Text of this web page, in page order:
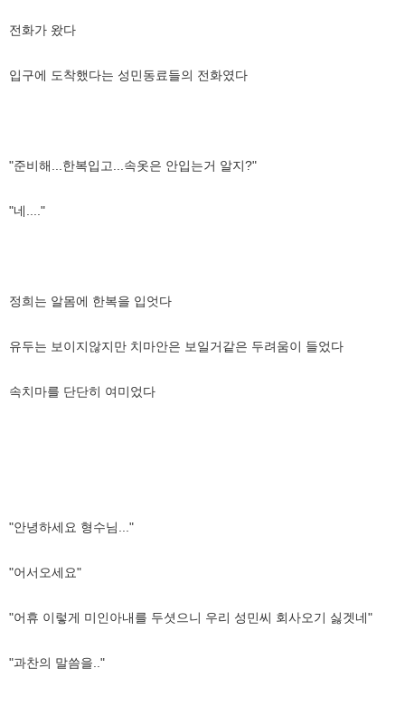
전화가 왔다
입구에 도착했다는 성민동료들의 전화였다
"준비해...한복입고...속옷은 안입는거 알지?"
"네...."
정희는 알몸에 한복을 입엇다
유두는 보이지않지만 치마안은 보일거같은 두려움이 들었다
속치마를 단단히 여미었다
"안녕하세요 형수님..."
"어서오세요"
"어휴 이렇게 미인아내를 두셧으니 우리 성민씨 회사오기 싫겟네"
"과찬의 말씀을.."